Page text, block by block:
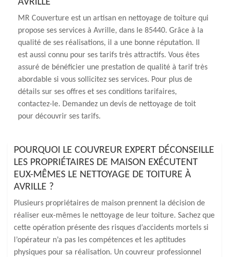
AVRILLE
MR Couverture est un artisan en nettoyage de toiture qui
propose ses services à Avrille, dans le 85440. Grâce à la
qualité de ses réalisations, il a une bonne réputation. Il
est aussi connu pour ses tarifs très attractifs. Vous êtes
assuré de bénéficier une prestation de qualité à tarif très
abordable si vous sollicitez ses services. Pour plus de
détails sur ses offres et ses conditions tarifaires,
contactez-le. Demandez un devis de nettoyage de toit
pour découvrir ses tarifs.
POURQUOI LE COUVREUR EXPERT DÉCONSEILLE
LES PROPRIÉTAIRES DE MAISON EXÉCUTENT
EUX-MÊMES LE NETTOYAGE DE TOITURE À
AVRILLE ?
Plusieurs propriétaires de maison prennent la décision de
réaliser eux-mêmes le nettoyage de leur toiture. Sachez que
cette opération présente des risques d’accidents mortels si
l’opérateur n’a pas les compétences et les aptitudes
physiques pour sa réalisation. Un couvreur professionnel